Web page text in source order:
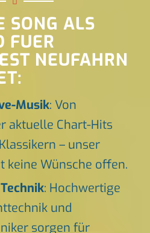
SONG ALS
FUER
NEUFAHRN
Musik: Von
aktuelle Chart-Hits
– unser
keine Wünsche offen.
: Hochwertige
und
sorgen für